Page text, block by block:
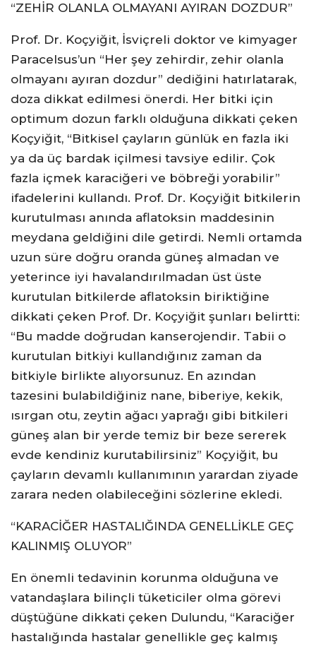
“ZEHİR OLANLA OLMAYANI AYIRAN DOZDUR”
Prof. Dr. Koçyiğit, İsviçreli doktor ve kimyager
Paracelsus’un “Her şey zehirdir, zehir olanla
olmayanı ayıran dozdur” dediğini hatırlatarak,
doza dikkat edilmesi önerdi. Her bitki için
optimum dozun farklı olduğuna dikkati çeken
Koçyiğit, “Bitkisel çayların günlük en fazla iki
ya da üç bardak içilmesi tavsiye edilir. Çok
fazla içmek karaciğeri ve böbreği yorabilir”
ifadelerini kullandı. Prof. Dr. Koçyiğit bitkilerin
kurutulması anında aflatoksin maddesinin
meydana geldiğini dile getirdi. Nemli ortamda
uzun süre doğru oranda güneş almadan ve
yeterince iyi havalandırılmadan üst üste
kurutulan bitkilerde aflatoksin biriktiğine
dikkati çeken Prof. Dr. Koçyiğit şunları belirtti:
“Bu madde doğrudan kanserojendir. Tabii o
kurutulan bitkiyi kullandığınız zaman da
bitkiyle birlikte alıyorsunuz. En azından
tazesini bulabildiğiniz nane, biberiye, kekik,
ısırgan otu, zeytin ağacı yaprağı gibi bitkileri
güneş alan bir yerde temiz bir beze sererek
evde kendiniz kurutabilirsiniz” Koçyiğit, bu
çayların devamlı kullanımının yarardan ziyade
zarara neden olabileceğini sözlerine ekledi.
“KARACİĞER HASTALIĞINDA GENELLİKLE GEÇ
KALINMIŞ OLUYOR”
En önemli tedavinin korunma olduğuna ve
vatandaşlara bilinçli tüketiciler olma görevi
düştüğüne dikkati çeken Dulundu, “Karaciğer
hastalığında hastalar genellikle geç kalmış